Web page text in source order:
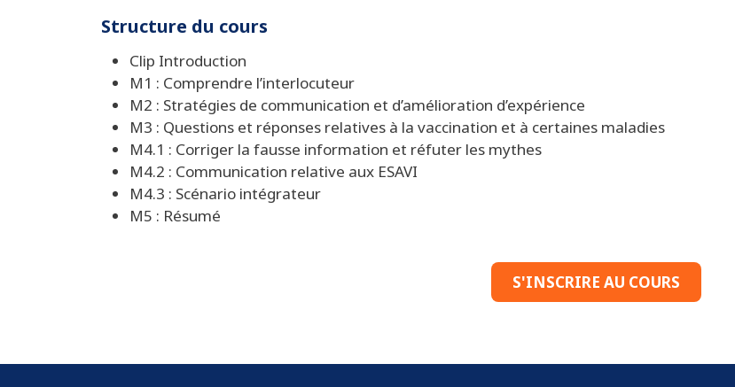
Structure du cours
Clip Introduction
M1 : Comprendre l’interlocuteur
M2 : Stratégies de communication et d’amélioration d’expérience
M3 : Questions et réponses relatives à la vaccination et à certaines maladies
M4.1 : Corriger la fausse information et réfuter les mythes
M4.2 : Communication relative aux ESAVI
M4.3 : Scénario intégrateur
M5 : Résumé
S'INSCRIRE AU COURS